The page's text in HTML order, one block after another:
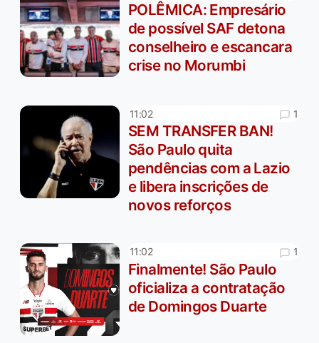
POLÊMICA: Empresário
de possível SAF detona
conselheiro e escancara
crise no Morumbi
11:02 1
SEM TRANSFER BAN!
São Paulo quita
pendências com a Lazio
e libera inscrições de
novos reforços
11:02 1
Finalmente! São Paulo
oficializa a contratação
de Domingos Duarte